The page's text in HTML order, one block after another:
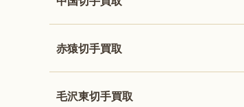
赤猿切手買取
毛沢東切手買取